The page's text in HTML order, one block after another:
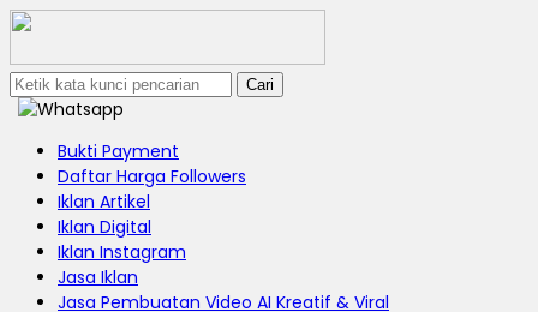
Cari
Bukti Payment
Daftar Harga Followers
Iklan Artikel
Iklan Digital
Iklan Instagram
Jasa Iklan
Jasa Pembuatan Video AI Kreatif & Viral